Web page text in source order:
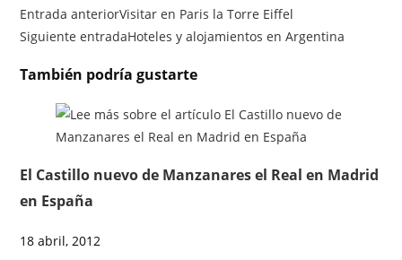
Entrada anteriorVisitar en Paris la Torre Eiffel
Siguiente entradaHoteles y alojamientos en Argentina
También podría gustarte
El Castillo nuevo de Manzanares el Real en Madrid
en España
18 abril, 2012